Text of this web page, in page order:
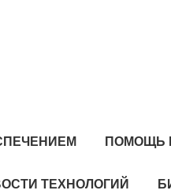
ПОМОЩЬ
ТЕХНОЛОГИЙ